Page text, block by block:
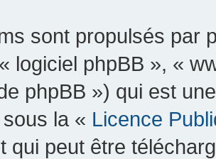
sont propulsés par
logiciel phpBB », «
phpBB ») qui est
la « Licence
qui peut être